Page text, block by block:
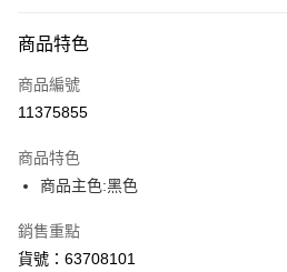
信用卡一次付款
LINE Pay
街口支付
悠遊付
Google Pay
商品特色
商品編號
11375855
商品特色
商品主色:黑色
銷售重點
貨號：63708101